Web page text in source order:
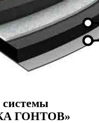
системы
ГОНТОВ»